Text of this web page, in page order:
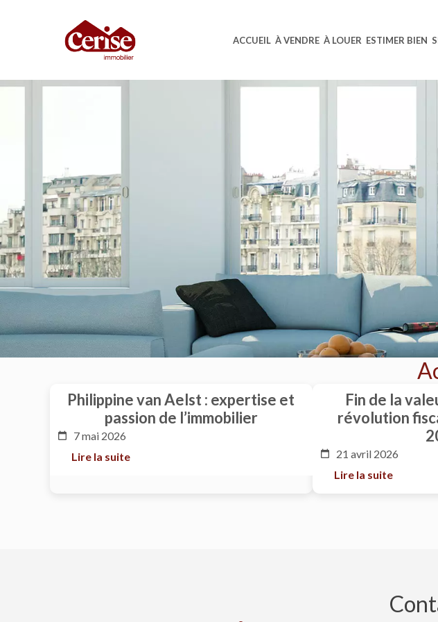
ACCUEIL À VENDRE À LOUER ESTIMER BIEN
Philippine van Aelst : expertise et
passion de l’immobilier
7 mai 2026
Lire la suite
Fin de la
révolution
21 avril 2026
Lire la suite